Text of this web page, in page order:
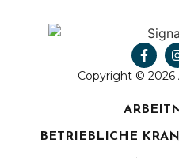
Copyright © 2026
BETRIEBLICHE